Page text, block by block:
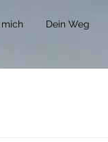
Dein Weg